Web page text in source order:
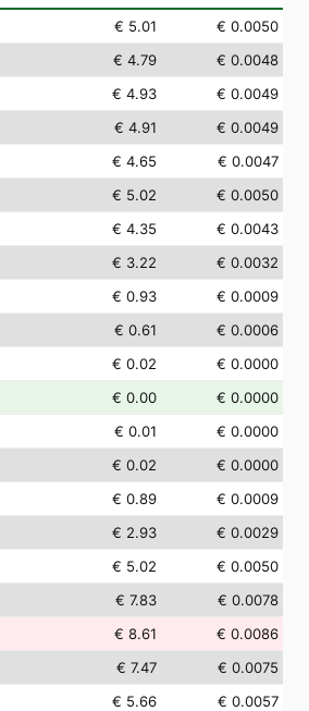
€ 5.01
€ 0.0050
€ 4.79
€ 0.0048
€ 4.93
€ 0.0049
€ 4.91
€ 0.0049
€ 4.65
€ 0.0047
€ 5.02
€ 0.0050
€ 4.35
€ 0.0043
€ 3.22
€ 0.0032
€ 0.93
€ 0.0009
€ 0.61
€ 0.0006
€ 0.02
€ 0.0000
€ 0.00
€ 0.0000
€ 0.01
€ 0.0000
€ 0.02
€ 0.0000
€ 0.89
€ 0.0009
€ 2.93
€ 0.0029
€ 5.02
€ 0.0050
€ 7.83
€ 0.0078
€ 8.61
€ 0.0086
€ 7.47
€ 0.0075
€ 5.66
€ 0.0057